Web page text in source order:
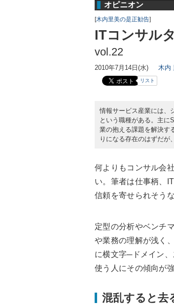
オピニオン
[木内里美の是正勧告]
ITコンサル
vol.22
2010年7月14日(水) 木内
リスト
情報サービス産業には、
という職種がある。主に
業の抱える課題を解決す
りになる存在のはずだが
何よりもコンサル会
い。筆者は仕事柄、
信頼を寄せられそう
定型の分析やベンチ
や業務の理解が浅く
に横文字─ドメイン
使う人にその傾向が
混乱すると去